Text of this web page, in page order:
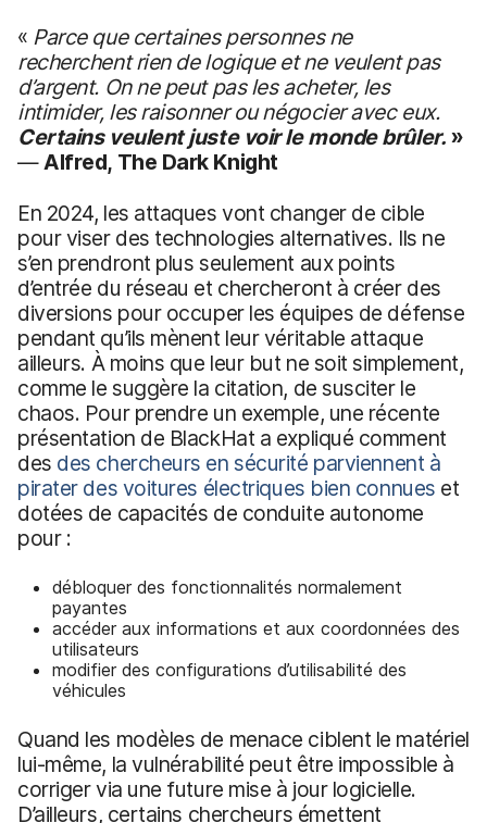
« Parce que certaines personnes ne
recherchent rien de logique et ne veulent pas
d’argent. On ne peut pas les acheter, les
intimider, les raisonner ou négocier avec eux.
Certains veulent juste voir le monde brûler. »
— Alfred, The Dark Knight
En 2024, les attaques vont changer de cible
pour viser des technologies alternatives. Ils ne
s’en prendront plus seulement aux points
d’entrée du réseau et chercheront à créer des
diversions pour occuper les équipes de défense
pendant qu’ils mènent leur véritable attaque
ailleurs. À moins que leur but ne soit simplement,
comme le suggère la citation, de susciter le
chaos. Pour prendre un exemple, une récente
présentation de BlackHat a expliqué comment
des des chercheurs en sécurité parviennent à
pirater des voitures électriques bien connues et
dotées de capacités de conduite autonome
pour :
débloquer des fonctionnalités normalement
payantes
accéder aux informations et aux coordonnées des
utilisateurs
modifier des configurations d’utilisabilité des
véhicules
Quand les modèles de menace ciblent le matériel
lui-même, la vulnérabilité peut être impossible à
corriger via une future mise à jour logicielle.
D’ailleurs, certains chercheurs émettent